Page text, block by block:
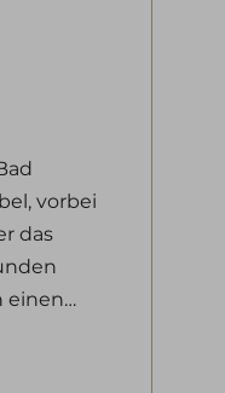
vorbei
das
einen